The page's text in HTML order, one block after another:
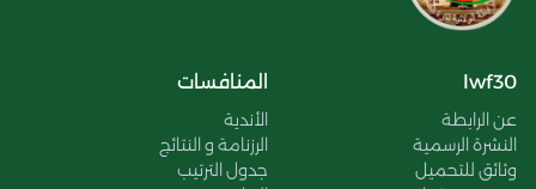
lwf30
عن الرابطة
النشرة الرسمية
وثائق للتحميل
المنافسات
الأندية
الرزنامة و النتائج
جدول الترتيب